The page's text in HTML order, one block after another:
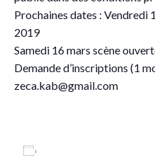
Prochaines dates : Vendredi
2019
Samedi 16 mars scène
Demande d’inscriptions (1
zeca.kab@gmail.com